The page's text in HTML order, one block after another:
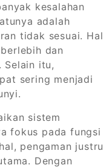
kesalahan
adalah
tidak sesuai. Hal
dan
Selain itu,
sering menjadi
sistem
fokus pada fungsi
pengaman justru
Dengan